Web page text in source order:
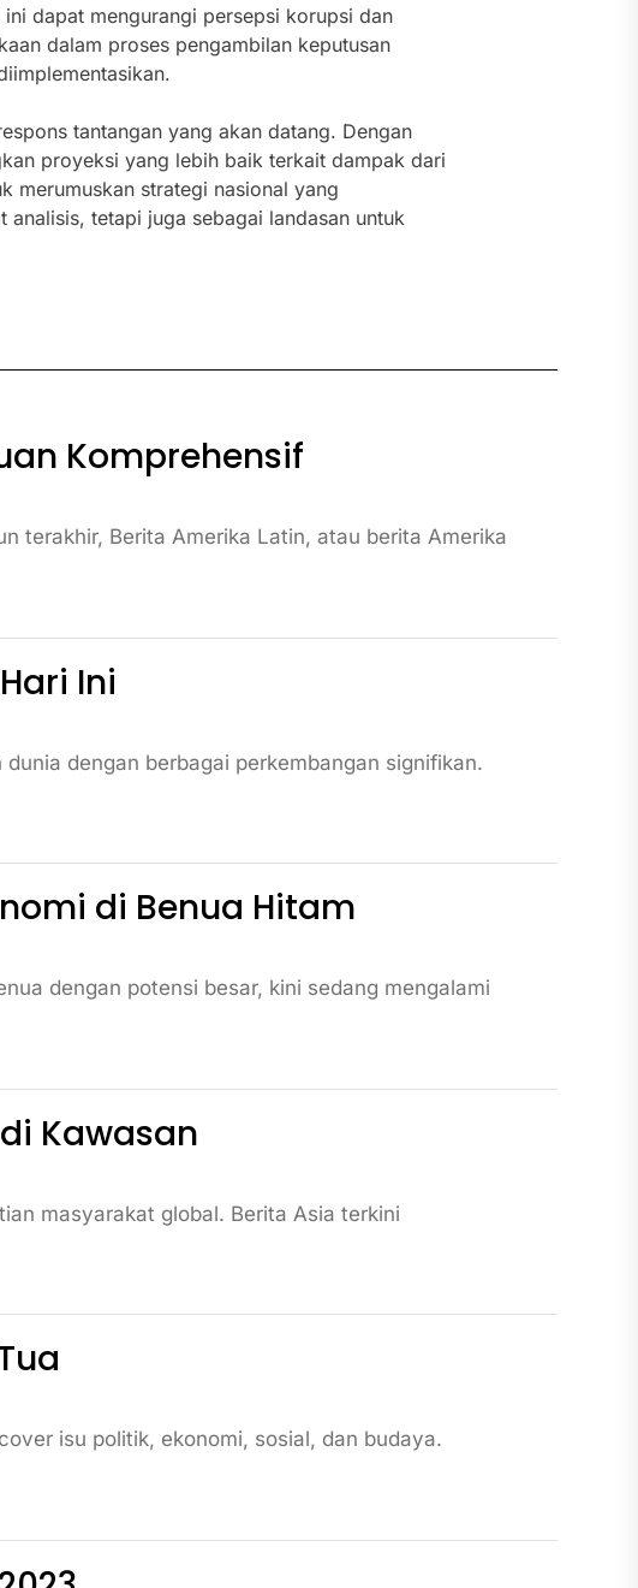
dapat mengurangi persepsi korupsi dan
dalam proses pengambilan keputusan
tantangan yang akan datang. Dengan
proyeksi yang lebih baik terkait dampak dari
merumuskan strategi nasional yang
tetapi juga sebagai landasan untuk
Komprehensif
terakhir, Berita Amerika Latin, atau berita Amerika
Ini
dengan berbagai perkembangan signifikan.
di Benua Hitam
dengan potensi besar, kini sedang mengalami
Kawasan
masyarakat global. Berita Asia terkini
isu politik, ekonomi, sosial, dan budaya.